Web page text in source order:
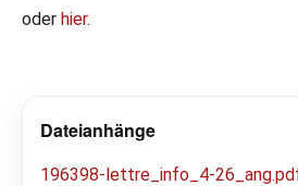
oder hier.
Dateianhänge
196398-lettre_info_4-